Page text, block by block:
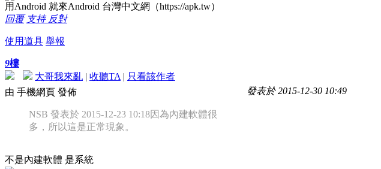
用Android 就來Android 台灣中文網（https://apk.tw）
回覆 支持 反對
使用道具 舉報
9樓
大哥我來亂 | 收聽TA | 只看該作者
發表於 2015-12-30 10:49
由 手機網頁 發佈
NSB 發表於 2015-12-23 10:18因為內建軟體很
多，所以這是正常現象。
不是內建軟體 是系統